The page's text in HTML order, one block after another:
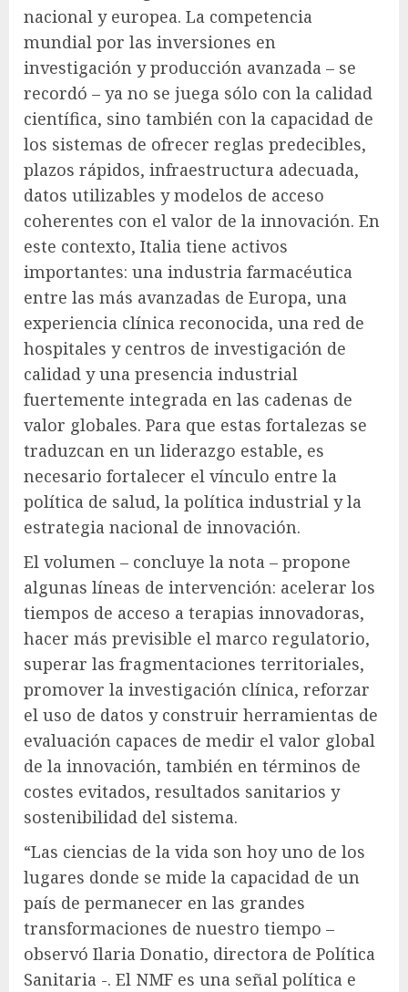
nacional y europea. La competencia
mundial por las inversiones en
investigación y producción avanzada – se
recordó – ya no se juega sólo con la calidad
científica, sino también con la capacidad de
los sistemas de ofrecer reglas predecibles,
plazos rápidos, infraestructura adecuada,
datos utilizables y modelos de acceso
coherentes con el valor de la innovación. En
este contexto, Italia tiene activos
importantes: una industria farmacéutica
entre las más avanzadas de Europa, una
experiencia clínica reconocida, una red de
hospitales y centros de investigación de
calidad y una presencia industrial
fuertemente integrada en las cadenas de
valor globales. Para que estas fortalezas se
traduzcan en un liderazgo estable, es
necesario fortalecer el vínculo entre la
política de salud, la política industrial y la
estrategia nacional de innovación.
El volumen – concluye la nota – propone
algunas líneas de intervención: acelerar los
tiempos de acceso a terapias innovadoras,
hacer más previsible el marco regulatorio,
superar las fragmentaciones territoriales,
promover la investigación clínica, reforzar
el uso de datos y construir herramientas de
evaluación capaces de medir el valor global
de la innovación, también en términos de
costes evitados, resultados sanitarios y
sostenibilidad del sistema.
“Las ciencias de la vida son hoy uno de los
lugares donde se mide la capacidad de un
país de permanecer en las grandes
transformaciones de nuestro tiempo –
observó Ilaria Donatio, directora de Política
Sanitaria -. El NMF es una señal política e